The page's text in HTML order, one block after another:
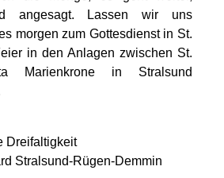
angesagt. Lassen wir uns
morgen zum Gottesdienst in St.
in den Anlagen zwischen St.
Marienkrone in Stralsund
Dreifaltigkeit
Stralsund-Rügen-Demmin